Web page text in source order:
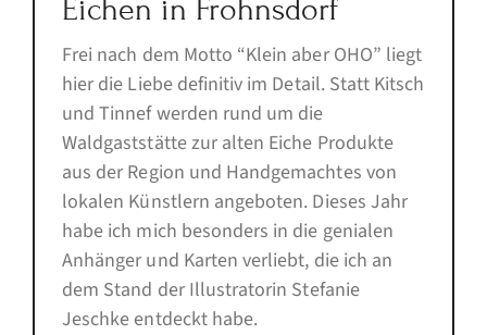
Eichen in Frohnsdorf
Frei nach dem Motto “Klein aber OHO” liegt
hier die Liebe definitiv im Detail. Statt Kitsch
und Tinnef werden rund um die
Waldgaststätte zur alten Eiche Produkte
aus der Region und Handgemachtes von
lokalen Künstlern angeboten. Dieses Jahr
habe ich mich besonders in die genialen
Anhänger und Karten verliebt, die ich an
dem Stand der Illustratorin Stefanie
Jeschke entdeckt habe.